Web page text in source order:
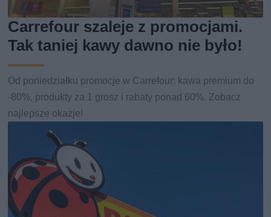
Carrefour szaleje z promocjami.
Tak taniej kawy dawno nie było!
Od poniedziałku promocje w Carrefour: kawa premium do
-80%, produkty za 1 grosz i rabaty ponad 60%. Zobacz
najlepsze okazje!